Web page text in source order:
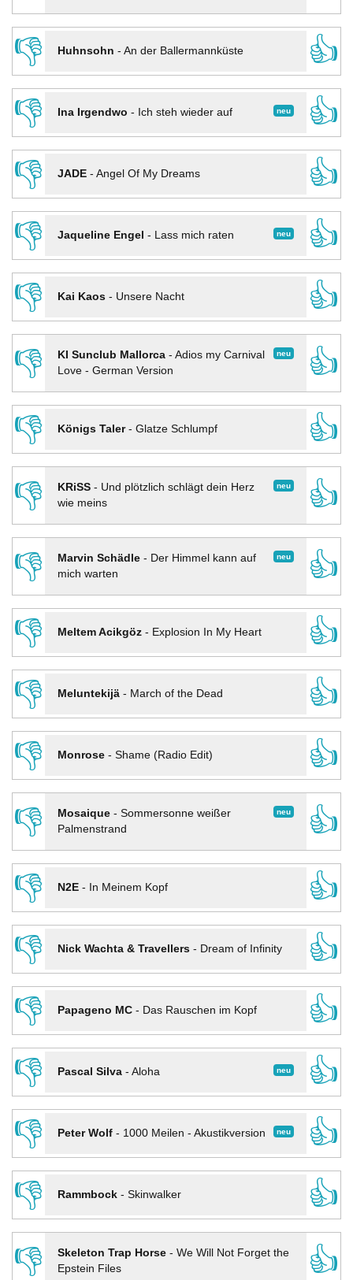
👎
Huhnsohn - An der Ballermannküste
👍
👎
neu
Ina Irgendwo - Ich steh wieder auf
👍
👎
JADE- Angel Of My Dreams
👍
👎
neu
Jaqueline Engel - Lass mich raten
👍
👎
Kai Kaos- Unsere Nacht
👍
👎
neu
KI Sunclub Mallorca- Adios my Carnival
Love - German Version
👍
👎
Königs Taler- Glatze Schlumpf
👍
👎
neu
KRiSS- Und plötzlich schlägt dein Herz
wie meins
👍
👎 neu
Marvin Schädle- Der Himmel kann auf
mich warten
👍
👎
Meltem Acikgöz- Explosion In My Heart
👍
👎
Meluntekijä- March of the Dead
👍
👎
Monrose- Shame (Radio Edit)
👍
👎
neu
Mosaique- Sommersonne weißer
Palmenstrand
👍
👎
N2E- In Meinem Kopf
👍
👎
Nick Wachta & Travellers- Dream of Infinity
👍
👎
Papageno MC- Das Rauschen im Kopf
👍
👎
neu
Pascal Silva- Aloha
👍
👎
neu
Peter Wolf- 1000 Meilen - Akustikversion
👍
👎
Rammbock- Skinwalker
👍
👎
Skeleton Trap Horse- We Will Not Forget the
Epstein Files
👍